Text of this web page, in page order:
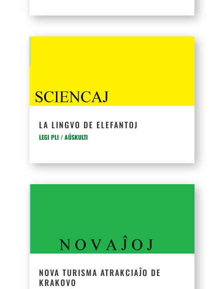
LA LINGVO DE ELEFANTOJ
LEGI PLI / AŬSKULTI
NOVA TURISMA ATRAKCIAĴO DE
KRAKOVO